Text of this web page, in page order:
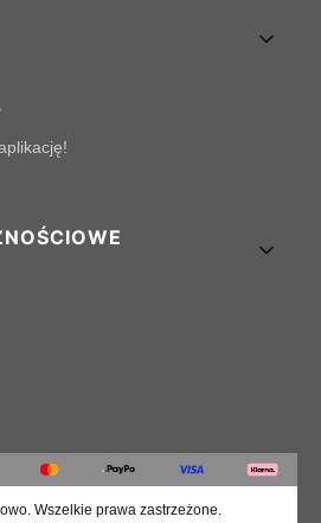
Wszelkie prawa zastrzeżone.